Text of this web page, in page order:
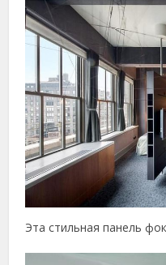
Эта стильная панель